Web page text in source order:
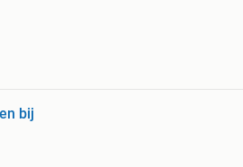
bij